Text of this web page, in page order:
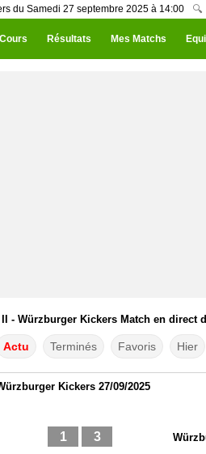
du Samedi 27 septembre 2025 à 14:00 🔍
Résultats Mes Matchs
- Würzburger Kickers Match en direct
Actu Terminés Favoris Hier
Kickers 27/09/2025
1 3